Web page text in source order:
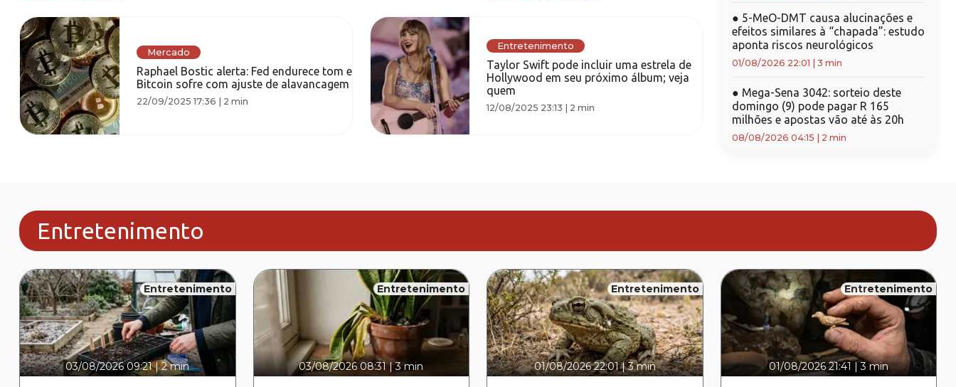
Mercado
Raphael Bostic alerta: Fed endurece tom e
Bitcoin sofre com ajuste de alavancagem
22/09/2025 17:36 | 2 min
Entretenimento
Taylor Swift pode incluir uma estrela de
Hollywood em seu próximo álbum; veja
quem
12/08/2025 23:13 | 2 min
● 5-MeO-DMT causa alucinações e
efeitos similares à “chapada”: estudo
aponta riscos neurológicos
01/08/2026 22:01 3 min
● Mega-Sena 3042: sorteio deste
domingo (9) pode pagar R 165
milhões e apostas vão até às 20h
08/08/2026 04:15 2 min
Entretenimento
Entretenimento
03/08/2026 09:21|2 min
Entretenimento
03/08/2026 08:31|3 min
Entretenimento
01/08/2026 22:01|3 min
Entretenimento
01/08/2026 21:41 |3 min